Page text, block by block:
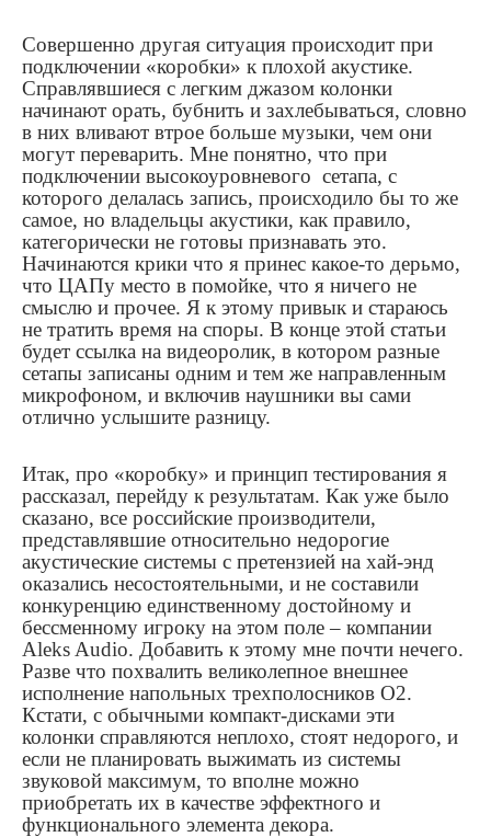
Совершенно другая ситуация происходит при
подключении «коробки» к плохой акустике.
Справлявшиеся с легким джазом колонки
начинают орать, бубнить и захлебываться, словно
в них вливают втрое больше музыки, чем они
могут переварить. Мне понятно, что при
подключении высокоуровневого сетапа, с
которого делалась запись, происходило бы то же
самое, но владельцы акустики, как правило,
категорически не готовы признавать это.
Начинаются крики что я принес какое-то дерьмо,
что ЦАПу место в помойке, что я ничего не
смыслю и прочее. Я к этому привык и стараюсь
не тратить время на споры. В конце этой статьи
будет ссылка на видеоролик, в котором разные
сетапы записаны одним и тем же направленным
микрофоном, и включив наушники вы сами
отлично услышите разницу.
Итак, про «коробку» и принцип тестирования я
рассказал, перейду к результатам. Как уже было
сказано, все российские производители,
представлявшие относительно недорогие
акустические системы с претензией на хай-энд
оказались несостоятельными, и не составили
конкуренцию единственному достойному и
бессменному игроку на этом поле – компании
Aleks Audio. Добавить к этому мне почти нечего.
Разве что похвалить великолепное внешнее
исполнение напольных трехполосников O2.
Кстати, с обычными компакт-дисками эти
колонки справляются неплохо, стоят недорого, и
если не планировать выжимать из системы
звуковой максимум, то вполне можно
приобретать их в качестве эффектного и
функционального элемента декора.